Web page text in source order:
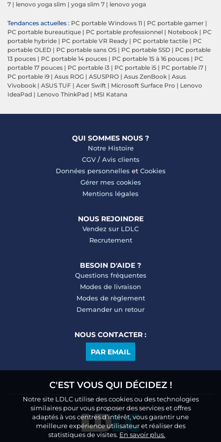
7 | lenovo yoga slim | yoga slim 7 | lenovo yoga
Tendances actuelles : PC portable Windows 11 | PC portable gamer |
PC portable bureautique | PC portable professionnel | Notebook | PC
portable hybride | PC portable VR Ready | PC portable tactile | PC
portable OLED | PC portable sans OS | PC portable SSD | PC portable
13 pouces | PC portable 14 pouces | PC portable 15 à 16 pouces | PC
portable 17 pouces | PC portable i3 | PC portable i5 | PC portable i7 |
PC portable i9 | Asus ROG | ASUSPRO | Asus ZenBook | Asus
Vivobook | ASUS TUF | Acer Swift | Microsoft Surface Pro | Lenovo
IdeaPad | Lenovo ThinkPad | MSI Katana
QUI SOMMES NOUS ?
Notre Histoire
CGV/ Avis clients
Données personnelles et Cookies
Gérer mes cookies
Mentions légales
NOUS REJOINDRE
Vendez sur LDLC
Recrutement
BESOIN D'AIDE ?
Questions fréquentes
Modes de livraison
Modes de règlement
Demander un retour
NOUS CONTACTER :
PAR EMAIL
C'EST VOUS QUI DÉCIDEZ !
Notre site LDLC utilise des cookies ou des technologies
similaires pour vous proposer des services et offres
adaptés à vos centres d’intérêt, vous garantir une
meilleure expérience utilisateur et réaliser des
statistiques de visites. En savoir plus.